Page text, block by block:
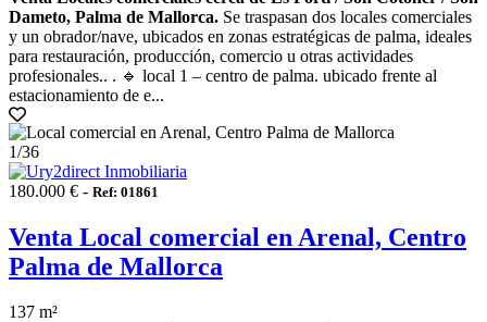
Dameto, Palma de Mallorca. Se traspasan dos locales comerciales
y un obrador/nave, ubicados en zonas estratégicas de palma, ideales
para restauración, producción, comercio u otras actividades
profesionales.. . 🔹 local 1 – centro de palma. ubicado frente al
estacionamiento de e...
1/36
180.000 € - Ref: 01861
Venta Local comercial en Arenal, Centro
Palma de Mallorca
137 m²